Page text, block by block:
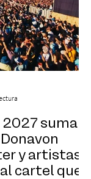
suma a
y artistas
cartel que